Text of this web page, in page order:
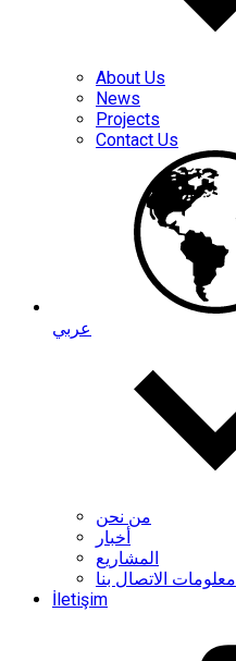
About Us
News
Projects
Contact Us
عربي
من نحن
أخبار
المشاريع
معلومات الاتصال بنا
İletişim